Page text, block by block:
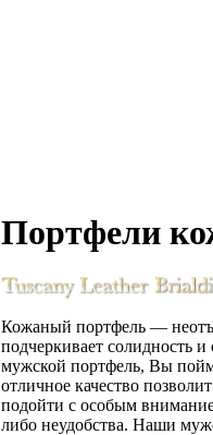
Портфели
Кожаный портфель —
подчеркивает солидность
мужской портфель, Вы
отличное качество
подойти с особым
либо неудобства. Наши